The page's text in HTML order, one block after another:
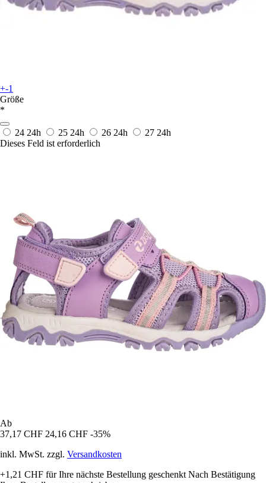
+-1
Größe
*
24 24h 25 24h 26 24h 27 24h
Dieses Feld ist erforderlich
Ab
37,17 CHF 24,16 CHF -35%
inkl. MwSt. zzgl. Versandkosten
+1,21 CHF für Ihre nächste Bestellung geschenkt Nach Bestätigung